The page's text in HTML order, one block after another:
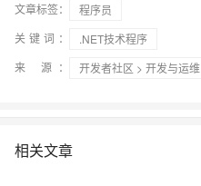
文章标签：
程序员
关键词：
.NET技术程序
来 源：
开发者社区 > 开发与运维
相关文章